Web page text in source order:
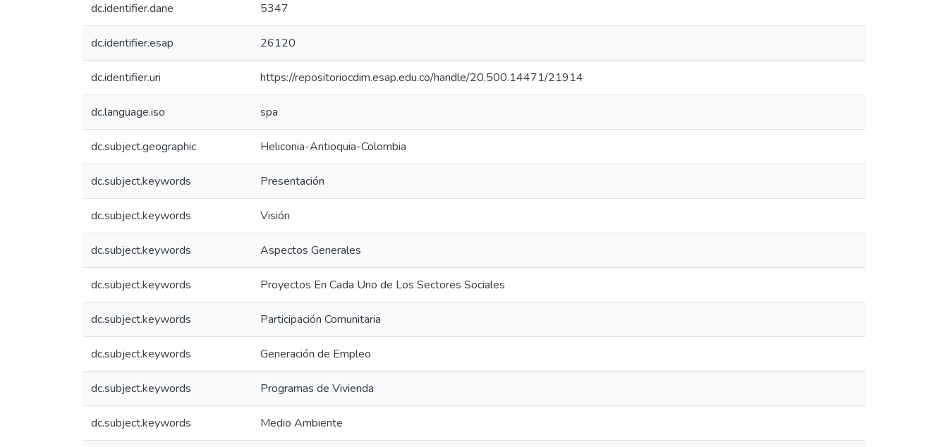
dc.identifier.dane 5347
dc.identifier.esap 26120
dc.identifier.uri https://repositoriocdim.esap.edu.co/handle/20.500.14471/21914
dc.language.iso spa
dc.subject.geographic Heliconia-Antioquia-Colombia
dc.subject.keywords Presentación
dc.subject.keywords Visión
dc.subject.keywords Aspectos Generales
dc.subject.keywords Proyectos En Cada Uno de Los Sectores Sociales
dc.subject.keywords Participación Comunitaria
dc.subject.keywords Generación de Empleo
dc.subject.keywords Programas de Vivienda
dc.subject.keywords Medio Ambiente